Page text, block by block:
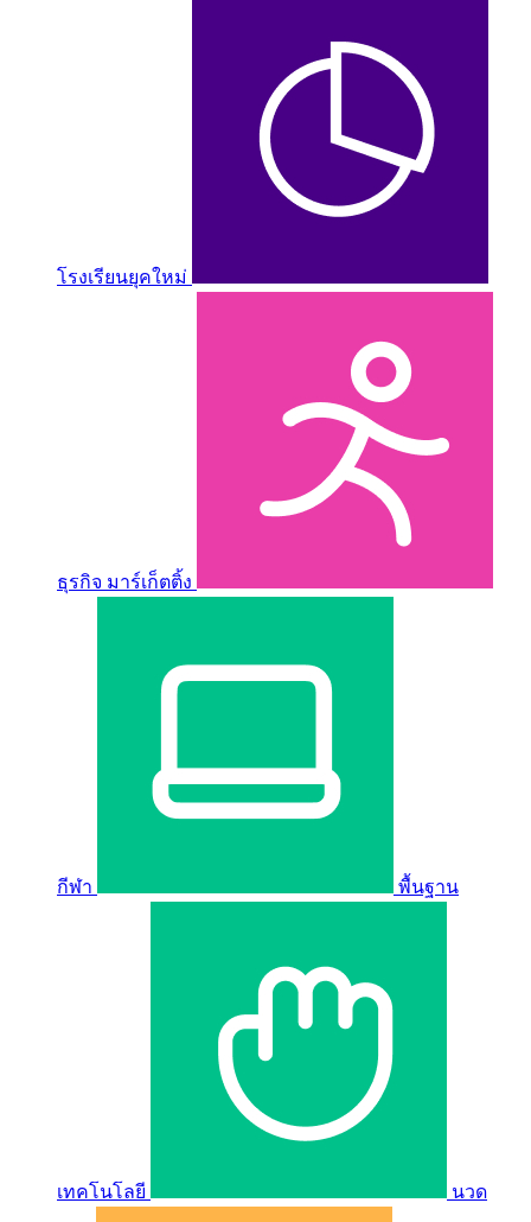
โรงเรียนยุคใหม่
ธุรกิจ มาร์เก็ตติ้ง
กีฬา พื้นฐาน
เทคโนโลยี นวด